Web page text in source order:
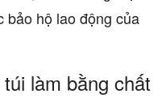
bảo hộ lao động của
làm bằng chất